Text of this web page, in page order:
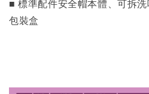
■標準配件安全帽本體、可拆
包裝盒